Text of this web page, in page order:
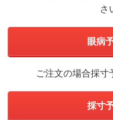
さ
眼病
ご注文の場合採寸
採寸